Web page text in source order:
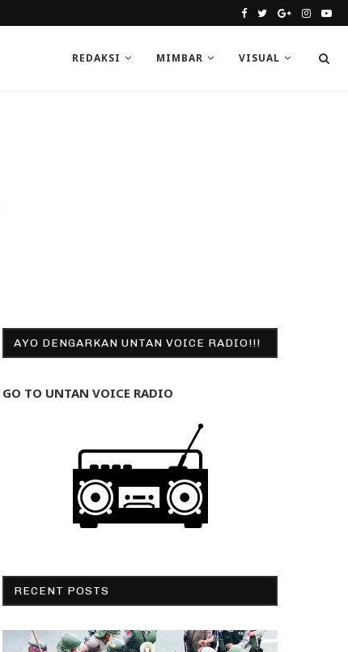
REDAKSI MIMBAR VISUAL
AYO DENGARKAN UNTAN VOICE RADIO!!!
GO TO UNTAN VOICE RADIO
RECENT POSTS